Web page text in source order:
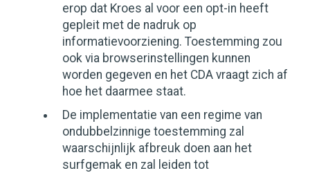
erop dat Kroes al voor een opt-in heeft
gepleit met de nadruk op
informatievoorziening. Toestemming zou
ook via browserinstellingen kunnen
worden gegeven en het CDA vraagt zich af
hoe het daarmee staat.
De implementatie van een regime van
ondubbelzinnige toestemming zal
waarschijnlijk afbreuk doen aan het
surfgemak en zal leiden tot